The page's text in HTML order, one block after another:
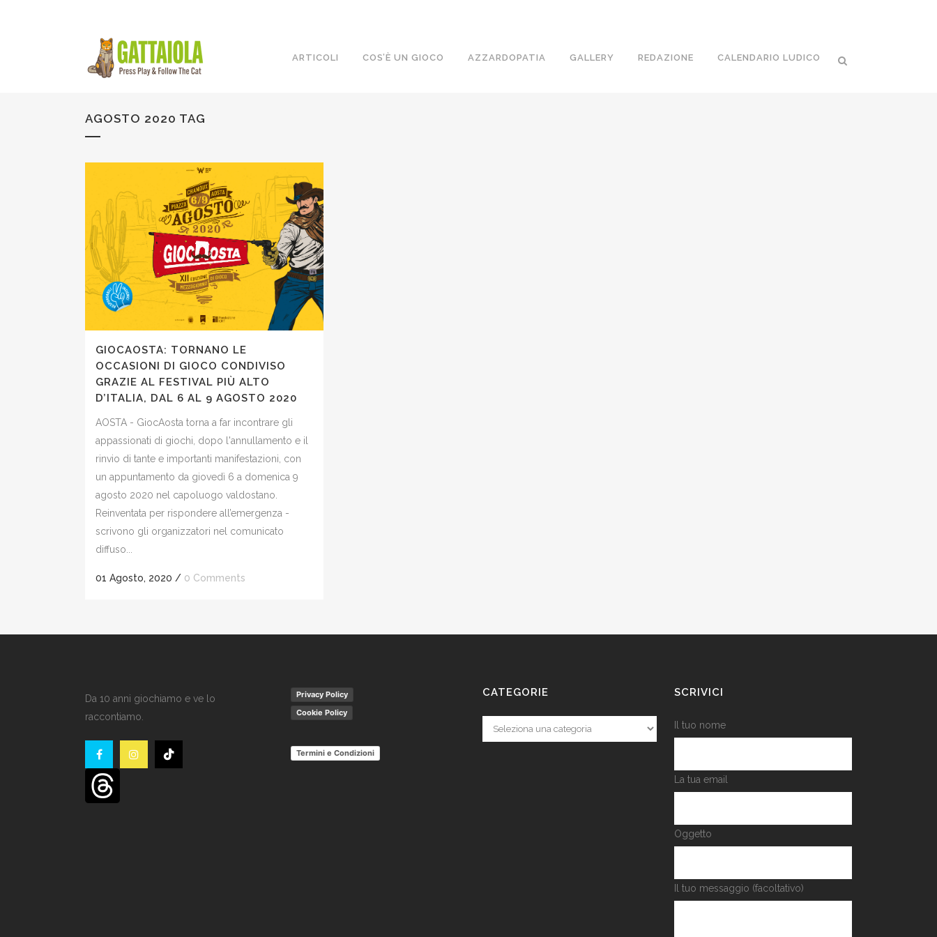
ARTICOLI COS’È UN GIOCO AZZARDOPATIA GALLERY REDAZIONE CALENDARIO LUDICO
AGOSTO 2020 TAG
GIOCAOSTA: TORNANO LE
OCCASIONI DI GIOCO CONDIVISO
GRAZIE AL FESTIVAL PIÙ ALTO
D’ITALIA, DAL 6 AL 9 AGOSTO 2020
AOSTA - GiocAosta torna a far incontrare gli
appassionati di giochi, dopo l'annullamento e il
rinvio di tante e importanti manifestazioni, con
un appuntamento da giovedì 6 a domenica 9
agosto 2020 nel capoluogo valdostano.
Reinventata per rispondere all’emergenza -
scrivono gli organizzatori nel comunicato
diffuso...
01 Agosto, 2020 / 0 Comments
Da 10 anni giochiamo e ve lo
raccontiamo.
Privacy Policy
Cookie Policy
Termini e Condizioni
CATEGORIE
Categorie
SCRIVICI
Il tuo nome
La tua email
Oggetto
Il tuo messaggio (facoltativo)